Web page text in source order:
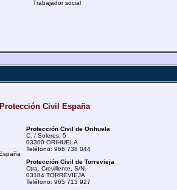
Trabajador social
Protección Civil España
Protección Civil de Orihuela
C. / Soleres, 5
03300 ORIHUELA
Teléfono: 966 738 044
Protección Civil de Torrevieja
Ctra. Crevillente, S/N.
03184 TORREVIEJA
Teléfono: 965 713 927